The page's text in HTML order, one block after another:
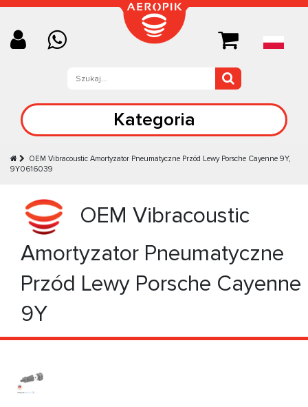
Kategoria
OEM Vibracoustic Amortyzator Pneumatyczne Przód Lewy Porsche Cayenne 9Y,
9Y0616039
OEM Vibracoustic
Amortyzator Pneumatyczne
Przód Lewy Porsche Cayenne
9Y